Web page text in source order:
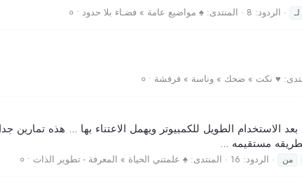
لـ الردود: 8 المنتدى: ♠ مواضيع عامة » فضـاء بلا حدود • ०
♥ نكت » ضحك » وناسة » فرفشة • ०
الاستخدام الطويل للكمبيوتر ويهمل الاعتناء بها ... هذه تمارين
مستقيمه ...
من الردود: 16 المنتدى: ♠ علمتني الحياة » المعرفة - تطوير الذات • ०